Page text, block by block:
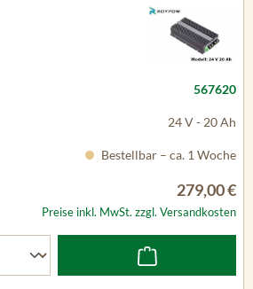
567620
24 V - 20 Ah
Bestellbar – ca. 1 Woche
279,00 €
Preise inkl. MwSt. zzgl. Versandkosten